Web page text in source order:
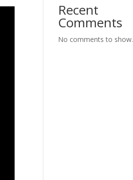
Recent
Comments
No comments to show.